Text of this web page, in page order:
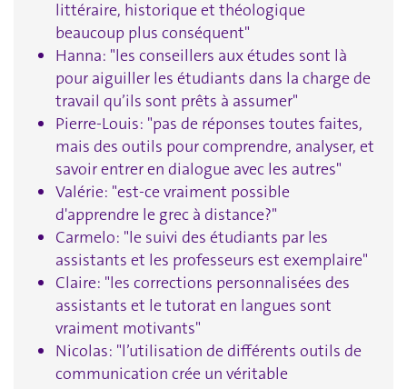
littéraire, historique et théologique
beaucoup plus conséquent"
Hanna: "les conseillers aux études sont là
pour aiguiller les étudiants dans la charge de
travail qu’ils sont prêts à assumer"
Pierre-Louis: "pas de réponses toutes faites,
mais des outils pour comprendre, analyser, et
savoir entrer en dialogue avec les autres"
Valérie: "est-ce vraiment possible
d'apprendre le grec à distance?"
Carmelo: "le suivi des étudiants par les
assistants et les professeurs est exemplaire"
Claire: "les corrections personnalisées des
assistants et le tutorat en langues sont
vraiment motivants"
Nicolas: "l’utilisation de différents outils de
communication crée un véritable